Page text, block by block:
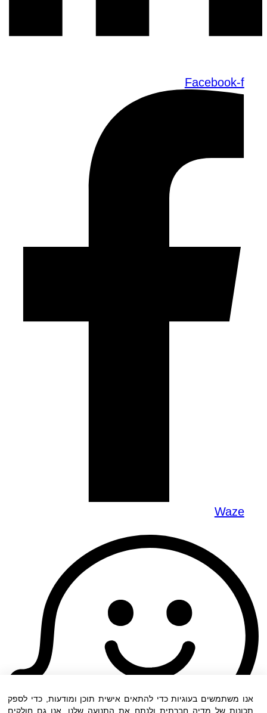
Facebook-f
Waze
אנו משתמשים בעוגיות כדי להתאים אישית תוכן ומודעות, כדי לספק
תכונות של מדיה חברתית ולנתח את התנועה שלנו. אנו גם חולקים